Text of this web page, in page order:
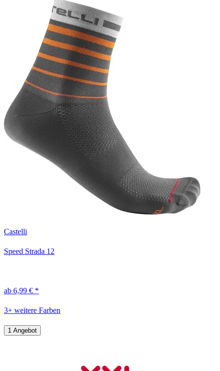
Castelli
Speed Strada 12
ab 6,99 € *
3+ weitere Farben
1 Angebot